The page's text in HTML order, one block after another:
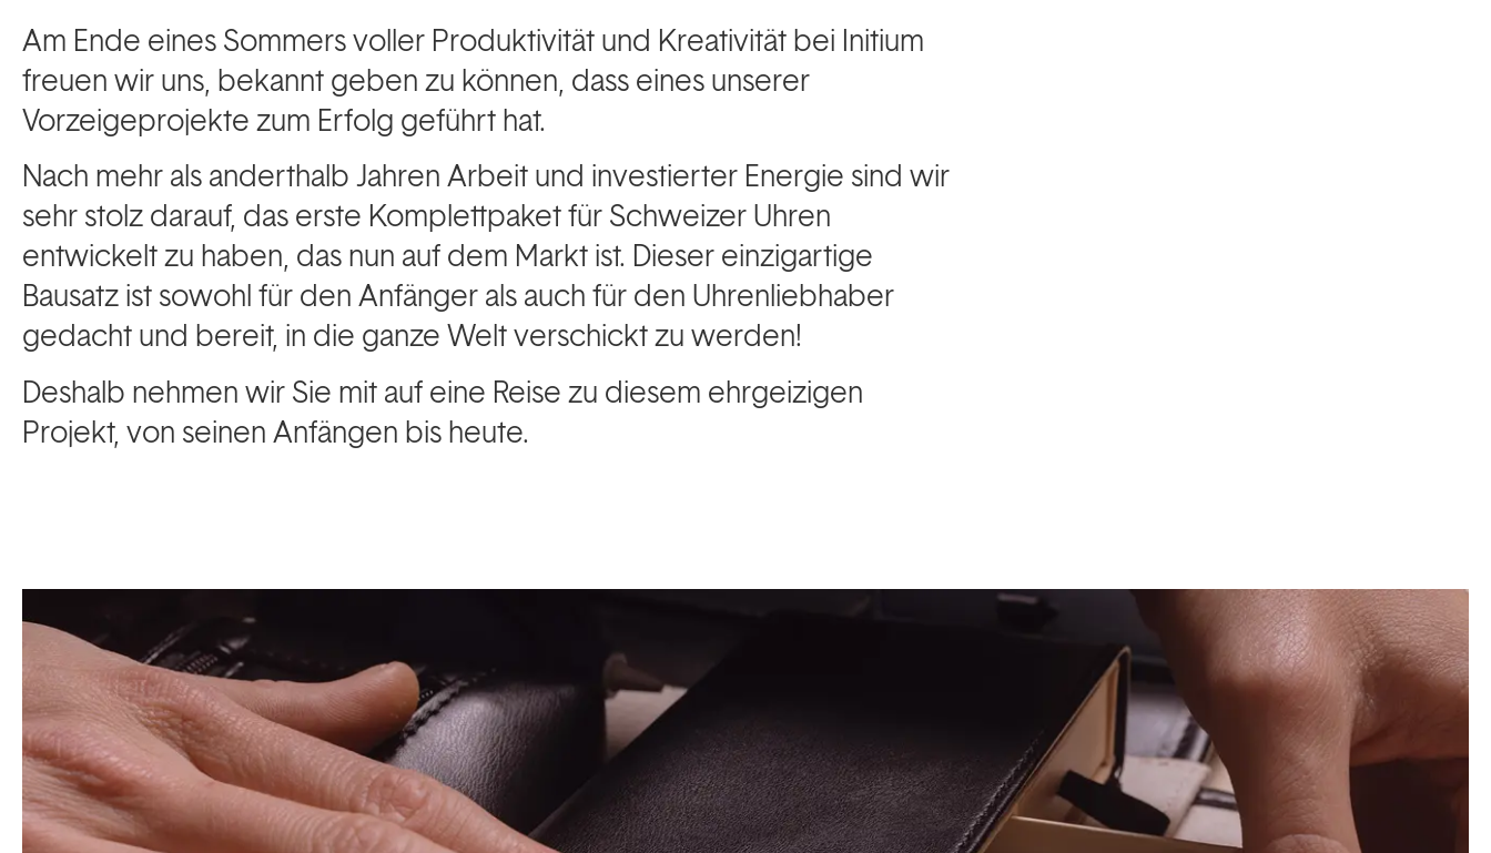
Am Ende eines Sommers voller Produktivität und Kreativität bei Initium
freuen wir uns, bekannt geben zu können, dass eines unserer
Vorzeigeprojekte zum Erfolg geführt hat.
Nach mehr als anderthalb Jahren Arbeit und investierter Energie sind wir
sehr stolz darauf, das erste Komplettpaket für Schweizer Uhren
entwickelt zu haben, das nun auf dem Markt ist. Dieser einzigartige
Bausatz ist sowohl für den Anfänger als auch für den Uhrenliebhaber
gedacht und bereit, in die ganze Welt verschickt zu werden!
Deshalb nehmen wir Sie mit auf eine Reise zu diesem ehrgeizigen
Projekt, von seinen Anfängen bis heute.